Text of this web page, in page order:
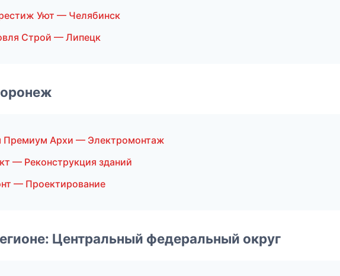
Уют — Челябинск
Строй — Липецк
Премиум Архи — Электромонтаж
— Реконструкция зданий
— Проектирование
Центральный федеральный округ